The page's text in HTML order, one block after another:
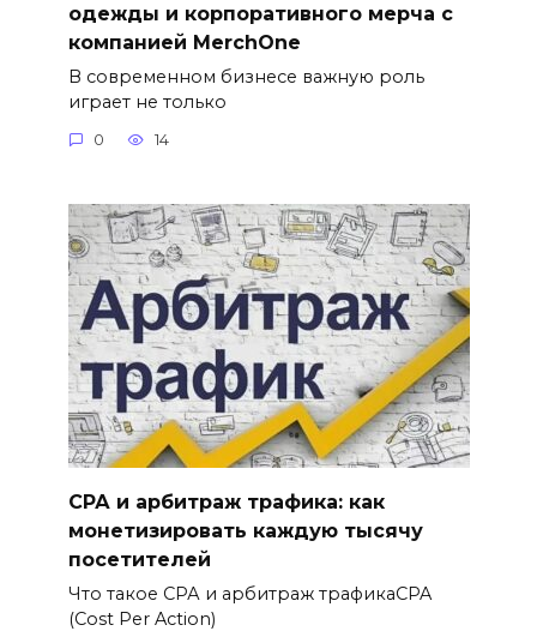
одежды и корпоративного мерча с
компанией MerchOne
В современном бизнесе важную роль
играет не только
0 14
СРА и арбитраж трафика: как
монетизировать каждую тысячу
посетителей
Что такое СРА и арбитраж трафикаCPA
(Cost Per Action)